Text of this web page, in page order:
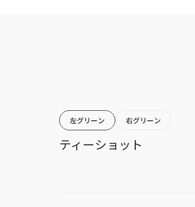
左グリーン 右グリーン
ティーショット